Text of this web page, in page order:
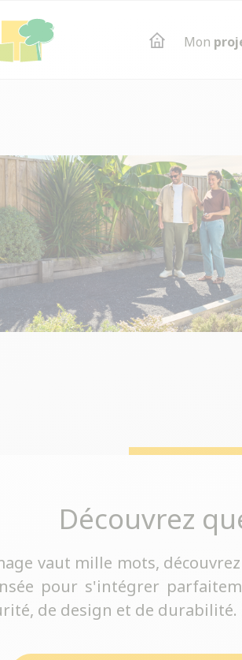
Mon
Découvrez
vaut mille mots,
pour s'intégrer
de design et de